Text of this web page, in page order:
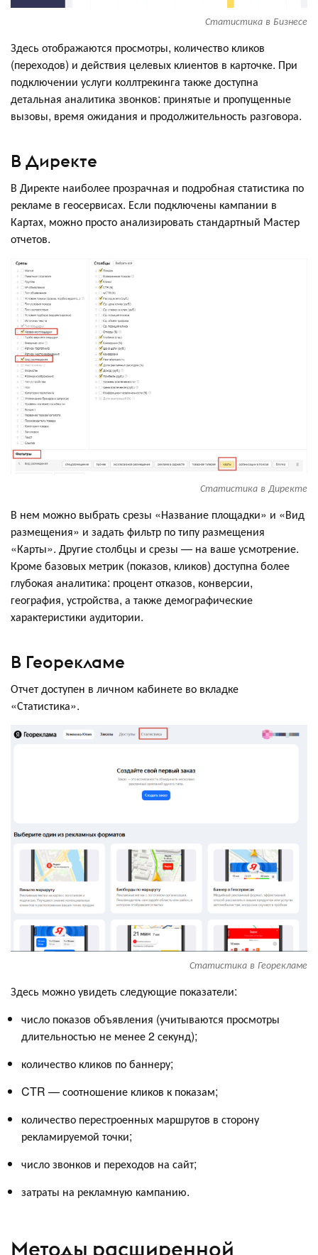
Статистика в Бизнесе
Здесь отображаются просмотры, количество кликов
(переходов) и действия целевых клиентов в карточке. При
подключении услуги коллтрекинга также доступна
детальная аналитика звонков: принятые и пропущенные
вызовы, время ожидания и продолжительность разговора.
В Директе
В Директе наиболее прозрачная и подробная статистика по
рекламе в геосервисах. Если подключены кампании в
Картах, можно просто анализировать стандартный Мастер
отчетов.
Статистика в Директе
В нем можно выбрать срезы «Название площадки» и «Вид
размещения» и задать фильтр по типу размещения
«Карты». Другие столбцы и срезы — на ваше усмотрение.
Кроме базовых метрик (показов, кликов) доступна более
глубокая аналитика: процент отказов, конверсии,
география, устройства, а также демографические
характеристики аудитории.
В Георекламе
Отчет доступен в личном кабинете во вкладке
«Статистика».
Статистика в Георекламе
Здесь можно увидеть следующие показатели:
число показов объявления (учитываются просмотры
длительностью не менее 2 секунд);
количество кликов по баннеру;
CTR — соотношение кликов к показам;
количество перестроенных маршрутов в сторону
рекламируемой точки;
число звонков и переходов на сайт;
затраты на рекламную кампанию.
Методы расширенной